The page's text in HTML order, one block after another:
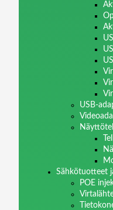
USB-
Sähkötuotteet
POE